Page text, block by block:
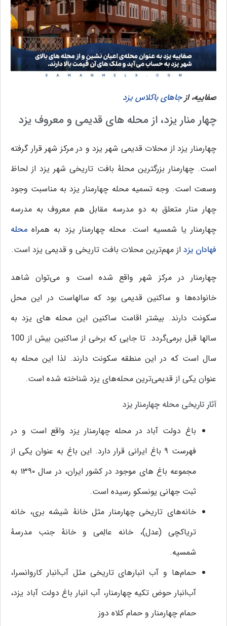
صفاییه، ازجاهای باکلاس یزد
چهار منار یزد، از محله های قدیمی و معروف یزد
چهارمنار یزد از محلات قدیمی شهر یزد و در مرکز شهر قرار گرفته‌
است. چهارمنار بزرگترین محلهٔ بافت تاریخی شهر یزد از لحاظ
وسعت است. وجه تسمیه محله چهارمنار یزد به مناسبت وجود
چهار منار متعلق به دو مدرسه مقابل هم معروف به مدرسه
چهارمنار یا شمسیه است. محله چهارمنار یزد به همراه محله
فهادان یزد از مهم‌ترین محلات بافت تاریخی و قدیمی یزد است.
چهارمنار در مرکز شهر واقع شده است و می‌توان شاهد
خانواده‌ها و ساکنین قدیمی بود که سالهاست در این محل
سکونت دارند. بیشتر اقامت ساکنین این محله های یزد به
سالها قبل برمی‌گردد. تا جایی که برخی از ساکنین بیش از 100
سال است که در این منطقه سکونت دارند. لذا این محله به
عنوان یکی از قدیمی‌‌ترین محله‌های یزد شناخته شده است.
آثار تاریخی محله چهارمنار یزد
باغ دولت آباد در محله چهارمنار یزد واقع است و در
فهرست ۹ باغ ایرانی قرار دارد. این باغ به عنوان یکی از
مجموعه باغ های موجود در کشور ایران، در سال ۱۳۹۰ به
ثبت جهانی یونسکو رسیده است.
خانه‌های تاریخی چهارمنار مثل خانهٔ شیشه بری، خانه
تریاکچی (عدل)، خانه عالِمی و خانهٔ جنب مدرسهٔ
شمسیه.
حمام‌ها و آب انبارهای تاریخی مثل آب‌انبار کاروانسرا،
آب‌انبار حوض تکیه چهارمنار، آب انبار باغ دولت آباد یزد،
حمام چهارمنار و حمام کلاه دوز